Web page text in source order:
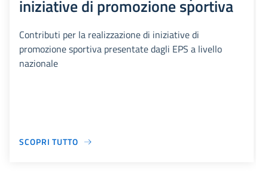
iniziative di promozione sportiva
Contributi per la realizzazione di iniziative di
promozione sportiva presentate dagli EPS a livello
nazionale
SCOPRI TUTTO